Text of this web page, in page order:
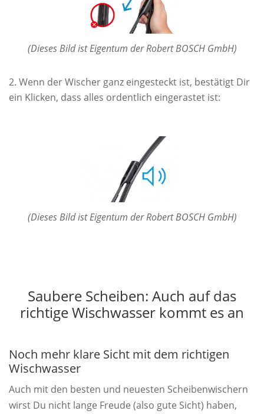
(Dieses Bild ist Eigentum der Robert BOSCH GmbH)
Wenn der Wischer ganz eingesteckt ist, bestätigt Dir
ein Klicken, dass alles ordentlich eingerastet ist:
(Dieses Bild ist Eigentum der Robert BOSCH GmbH)
Saubere Scheiben: Auch auf das
richtige Wischwasser kommt es an
Noch mehr klare Sicht mit dem richtigen
Wischwasser
Auch mit den besten und neuesten Scheibenwischern
wirst Du nicht lange Freude (also gute Sicht) haben,